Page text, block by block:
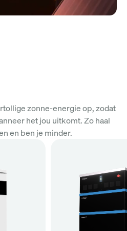
zonne-energie op, zodat
het jou uitkomt. Zo haal
en ben je minder.